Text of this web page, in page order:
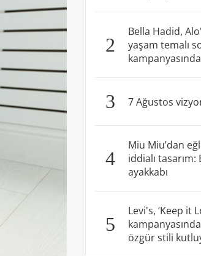
2
Bella Hadid,
yaşam temalı
3 7 Ağustos
4
Miu Miu’dan
iddialı tasarım:
ayakkabı
5
Levi's, ‘Keep it
özgür stili